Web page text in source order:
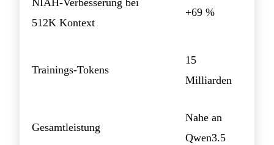
NIAH-Verbesserung bei
512K Kontext
+69 %
Trainings-Tokens
15
Milliarden
Gesamtleistung
Nahe an
Qwen3.5